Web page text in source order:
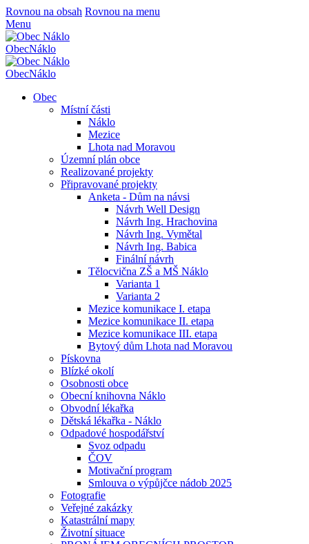
Rovnou na obsah Rovnou na menu
Menu
ObecNáklo
ObecNáklo
Obec
Místní části
Náklo
Mezice
Lhota nad Moravou
Územní plán obce
Realizované projekty
Připravované projekty
Anketa - Dům na návsi
Návrh Well Design
Návrh Ing. Hrachovina
Návrh Ing. Vymětal
Návrh Ing. Babica
Finální návrh
Tělocvična ZŠ a MŠ Náklo
Varianta 1
Varianta 2
Mezice komunikace I. etapa
Mezice komunikace II. etapa
Mezice komunikace III. etapa
Bytový dům Lhota nad Moravou
Pískovna
Blízké okolí
Osobnosti obce
Obecní knihovna Náklo
Obvodní lékařka
Dětská lékařka - Náklo
Odpadové hospodářství
Svoz odpadu
ČOV
Motivační program
Smlouva o výpůjčce nádob 2025
Fotografie
Veřejné zakázky
Katastrální mapy
Životní situace